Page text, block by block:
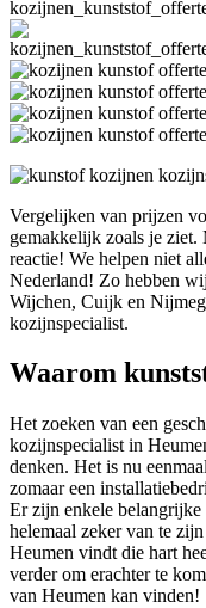
Vergelijken van prijzen
gemakkelijk zoals je ziet.
reactie! We helpen niet
Nederland! Zo hebben
Wijchen, Cuijk en
kozijnspecialist.
Waarom
Het zoeken van een
kozijnspecialist in
denken. Het is nu
zomaar een
Er zijn enkele belangrijke
helemaal zeker van te
Heumen vindt die hart
verder om erachter te
van Heumen kan vinden!